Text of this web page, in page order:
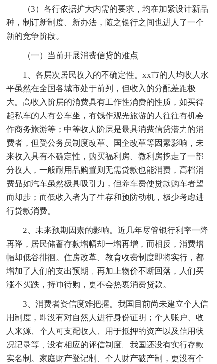
（3）各行依据扩大内需的要求，均在加紧设计新品
种，制订新制度、新办法，随之银行之间也进人了一个
新的竞争阶段。
（一）当前开展消费信贷的难点
1、各层次居民收入的不确定性。xx市的人均收人水
平虽然在全国各城市处于前列，但收入的分配差距极
大。高收入阶层的消费具有工作性消费的性质，如买得
起私车的人有公车坐，有钱作观光旅游的人往往有机会
作商务旅游等；中等收人阶层是最具消费信贷潜力的消
费者，但受公务员制度改革、国企改革等因素影响，未
来收入具有不确定性，购买福利房、微利房挖走了一部
分收人，一般耐用品购置则无需贷款也能消费，高档消
费品如汽车虽然极具吸引力，但养车费使贷款购车者望
而却步；而低收入者为了生存和预防动机，极少考虑进
行贷款消费。
2、未来预期因素的影响。近几年尽管银行利率一降
再降，居民储蓄存款增幅却一增再增，而相反，消费增
幅却低谷徘徊。住房改革、教育收费制度即将实行，都
增加了人们的支出预期，再加上物价不断回落，人们买
涨不买跌，持币待购，更不会热衷消费贷款。
3、消费者资信度难把握。我国目前尚未建立个人信
用制度，即没有对自然人进行身份证明；个人账户、收
人来源、个人可支配收人、用于抵押的资产以及信用状
况记录等，没有相应的评信制度。我国还没有实行存款
实名制。家庭财产登记制、个人财产破产制，更没有个